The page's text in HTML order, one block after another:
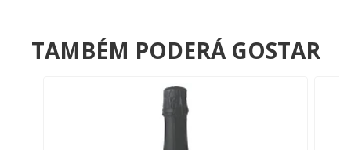
TAMBÉM PODERÁ GOSTAR